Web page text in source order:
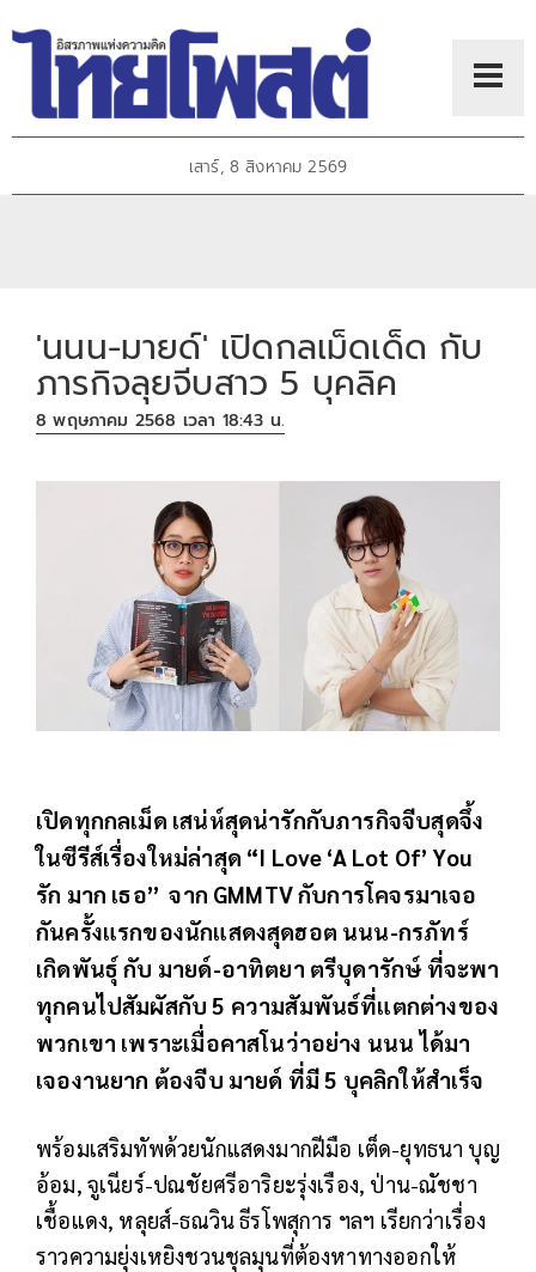
เสาร์, 8 สิงหาคม 2569
'นนน-มายด์' เปิดกลเม็ดเด็ด กับ
ภารกิจลุยจีบสาว 5 บุคลิค
8 พฤษภาคม 2568 เวลา 18:43 น.
เปิดทุกกลเม็ด เสน่ห์สุดน่ารักกับภารกิจจีบสุดจึ้ง
ในซีรีส์เรื่องใหม่ล่าสุด “I Love ‘A Lot Of’ You
รัก มาก เธอ” จาก GMMTV กับการโคจรมาเจอ
กันครั้งแรกของนักแสดงสุดฮอต นนน-กรภัทร์
เกิดพันธุ์ กับ มายด์-อาทิตยา ตรีบุดารักษ์ ที่จะพา
ทุกคนไปสัมผัสกับ 5 ความสัมพันธ์ที่แตกต่างของ
พวกเขา เพราะเมื่อคาสโนว่าอย่าง นนน ได้มา
เจองานยาก ต้องจีบ มายด์ ที่มี 5 บุคลิกให้สำเร็จ
พร้อมเสริมทัพด้วยนักแสดงมากฝีมือ เต็ด-ยุทธนา บุญ
อ้อม, จูเนียร์-ปณชัยศรีอาริยะรุ่งเรือง, ป่าน-ณัชชา
เชื้อแดง, หลุยส์-ธณวิน ธีรโพสุการ ฯลฯ เรียกว่าเรื่อง
ราวความยุ่งเหยิงชวนชุลมุนที่ต้องหาทางออกให้